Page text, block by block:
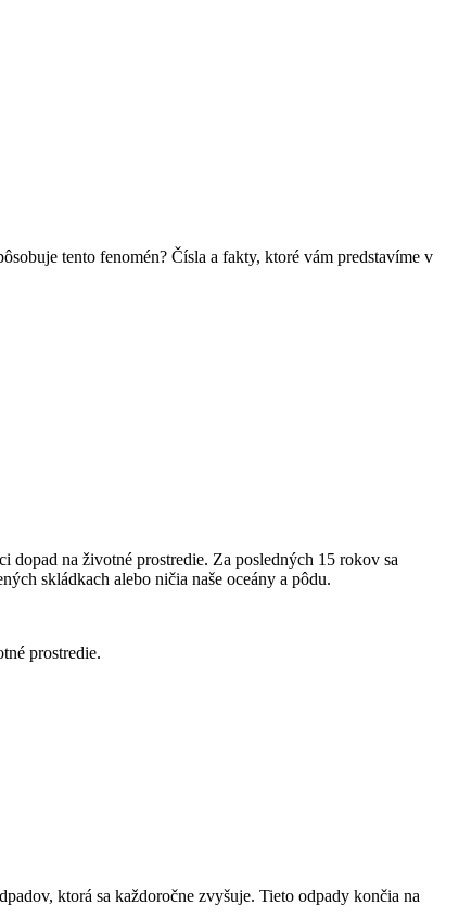
tento fenomén? Čísla a fakty, ktoré vám predstavíme v
dopad na životné prostredie. Za posledných 15 rokov sa
skládkach alebo ničia naše oceány a pôdu.
prostredie.
ktorá sa každoročne zvyšuje. Tieto odpady končia na